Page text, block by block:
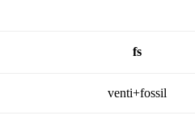
fs
venti+fossil